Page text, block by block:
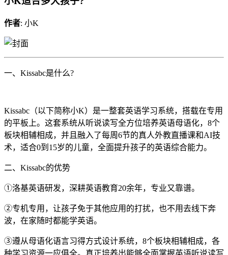
作者: 小K
一、Kissabc是什么?
Kissabc（以下简称小K）是一整套英语学习系统，搭载在专用
的平板上。这套系统从听说读写全方位培养英语母语化，8个
板块相辅相成，并且融入了每周6节的真人外教直播课和AI技
术，适合0到15岁的儿童，全面提升孩子的英语综合能力。
二、Kissabc的优势
①洛基英语研发，深耕英语教育20余年，专业又靠谱。
②专机专用，让孩子免于其他应用的打扰，也不用去线下奔
波，在家随时都能学英语。
③遵从母语化语言习得方式设计系统，8个板块相辅相成，各